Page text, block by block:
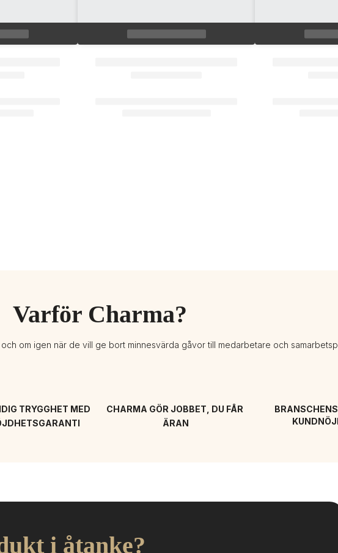
Varför Charma?
om igen när de vill ge bort minnesvärda gåvor till medarbetare och
TRYGGHET MED
CHARMA GÖR JOBBET, DU FÅR
ÄRAN
i åtanke?